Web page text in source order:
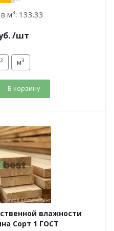
м³: 133.33
/шт
2 м3
В корзину
влажности
Сорт 1 ГОСТ